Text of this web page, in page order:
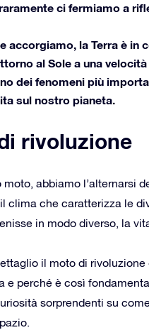
ci fermiamo a
accorgiamo, la Terra è
al Sole a una
dei fenomeni più
sul nostro pianeta.
rivoluzione
moto, abbiamo l’alternarsi
clima che caratterizza le
in modo diverso, la
il moto di
e perché è così
sorprendenti su